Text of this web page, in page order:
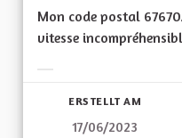
Mon code postal
vitesse
ERSTELLT AM
17/06/2023